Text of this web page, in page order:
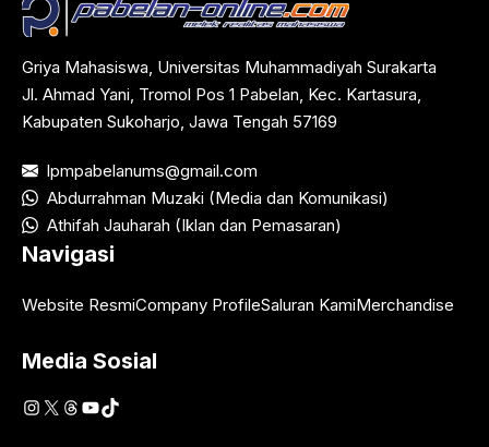
Griya Mahasiswa, Universitas Muhammadiyah Surakarta
Jl. Ahmad Yani, Tromol Pos 1 Pabelan, Kec. Kartasura,
Kabupaten Sukoharjo, Jawa Tengah 57169
lpmpabelanums@gmail.com
Abdurrahman Muzaki (Media dan Komunikasi)
Athifah Jauharah (Iklan dan Pemasaran)
Navigasi
Website ResmiCompany ProfileSaluran KamiMerchandise
Media Sosial
Instagram
X Threads
YouTube
TikTok